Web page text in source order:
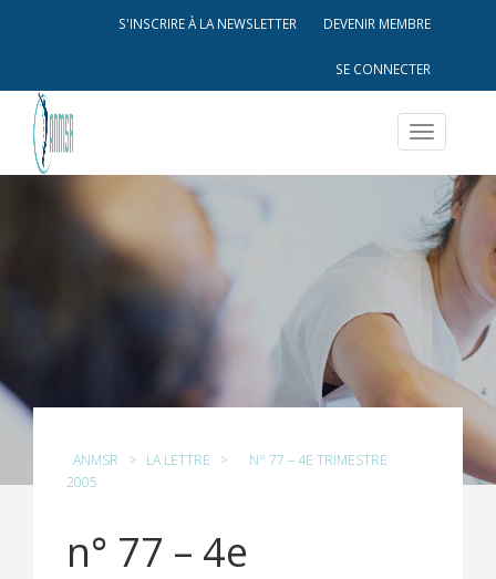
S'INSCRIRE À LA NEWSLETTER DEVENIR MEMBRE
SE CONNECTER
Toggle
ANMSR > LA LETTRE >
N° 77 – 4E TRIMESTRE
2005
n° 77 – 4e